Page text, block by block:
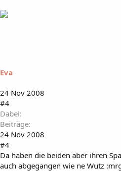
Eva
24 Nov 2008
#4
Dabei
Beiträge
24 Nov 2008
#4
Da haben die beiden aber ihren
auch abgegangen wie ne Wutz